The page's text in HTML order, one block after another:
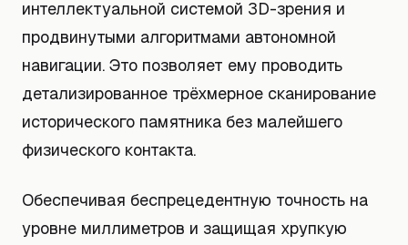
интеллектуальной системой 3D-зрения и
продвинутыми алгоритмами автономной
навигации. Это позволяет ему проводить
детализированное трёхмерное сканирование
исторического памятника без малейшего
физического контакта.
Обеспечивая беспрецедентную точность на
уровне миллиметров и защищая хрупкую